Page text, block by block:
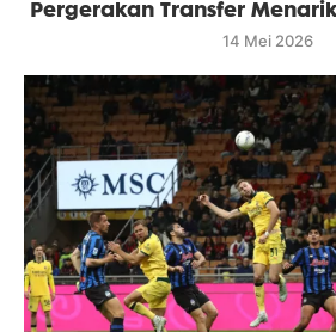
Pergerakan Transfer
14 Mei 2026